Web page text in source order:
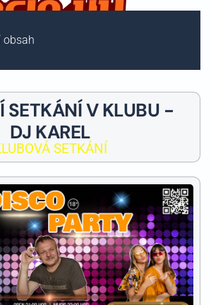
obsah
SETKÁNÍ V KLUBU -
DJ KAREL
SETKÁNÍ